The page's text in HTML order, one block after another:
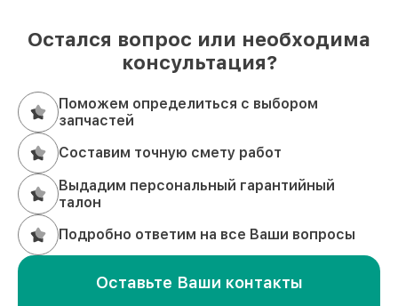
Остался вопрос или необходима
консультация?
Поможем определиться с выбором
запчастей
Составим точную смету работ
Выдадим персональный гарантийный
талон
Подробно ответим на все Ваши вопросы
Оставьте Ваши контакты